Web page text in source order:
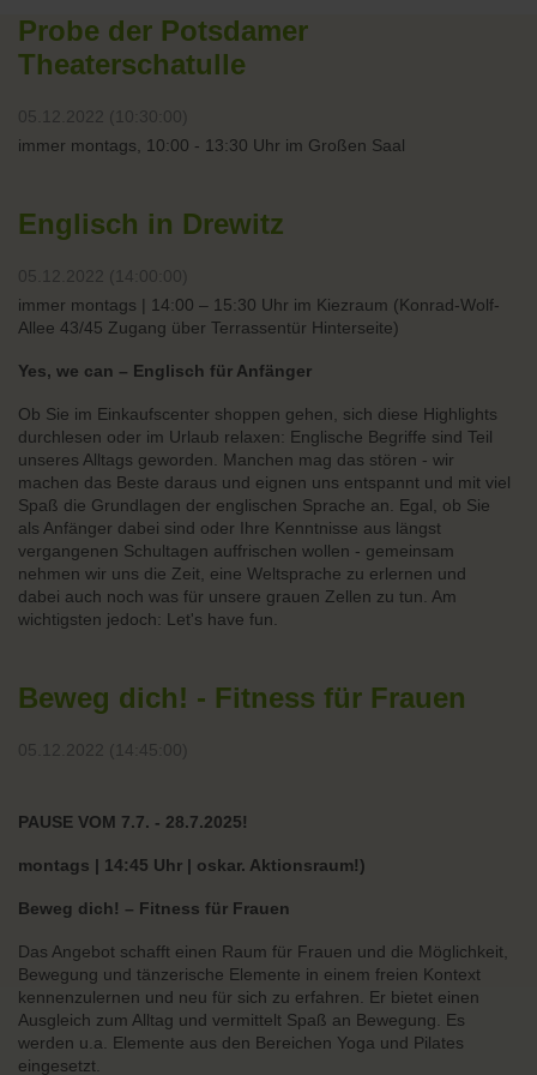
Probe der Potsdamer
Theaterschatulle
05.12.2022 (10:30:00)
immer montags, 10:00 - 13:30 Uhr im Großen Saal
Englisch in Drewitz
05.12.2022 (14:00:00)
immer montags | 14:00 – 15:30 Uhr im Kiezraum (Konrad-Wolf-
Allee 43/45 Zugang über Terrassentür Hinterseite)
Yes, we can – Englisch für Anfänger
Ob Sie im Einkaufscenter shoppen gehen, sich diese Highlights
durchlesen oder im Urlaub relaxen: Englische Begriffe sind Teil
unseres Alltags geworden. Manchen mag das stören - wir
machen das Beste daraus und eignen uns entspannt und mit viel
Spaß die Grundlagen der englischen Sprache an. Egal, ob Sie
als Anfänger dabei sind oder Ihre Kenntnisse aus längst
vergangenen Schultagen auffrischen wollen - gemeinsam
nehmen wir uns die Zeit, eine Weltsprache zu erlernen und
dabei auch noch was für unsere grauen Zellen zu tun. Am
wichtigsten jedoch: Let's have fun.
Beweg dich! - Fitness für Frauen
05.12.2022 (14:45:00)
PAUSE VOM 7.7. - 28.7.2025!
montags | 14:45 Uhr | oskar. Aktionsraum!)
Beweg dich! – Fitness für Frauen
Das Angebot schafft einen Raum für Frauen und die Möglichkeit,
Bewegung und tänzerische Elemente in einem freien Kontext
kennenzulernen und neu für sich zu erfahren. Er bietet einen
Ausgleich zum Alltag und vermittelt Spaß an Bewegung. Es
werden u.a. Elemente aus den Bereichen Yoga und Pilates
eingesetzt.